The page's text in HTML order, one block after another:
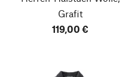
Grafit
119,00 €